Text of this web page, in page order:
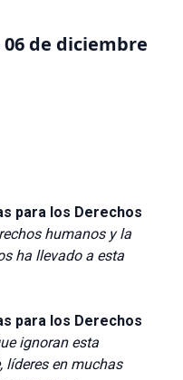
de diciembre
para los Derechos
humanos y la
ha llevado a esta
para los Derechos
ignoran esta
líderes en muchas